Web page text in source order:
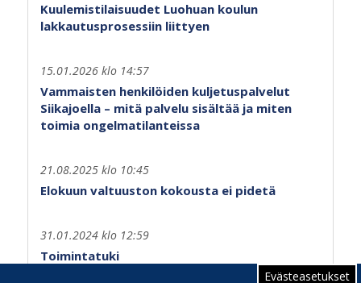
Evästeasetukset
Kuulemistilaisuudet Luohuan koulun
lakkautusprosessiin liittyen
15.01.2026 klo 14:57
Vammaisten henkilöiden kuljetuspalvelut
Siikajoella – mitä palvelu sisältää ja miten
toimia ongelmatilanteissa
21.08.2025 klo 10:45
Elokuun valtuuston kokousta ei pidetä
31.01.2024 klo 12:59
Toimintatuki